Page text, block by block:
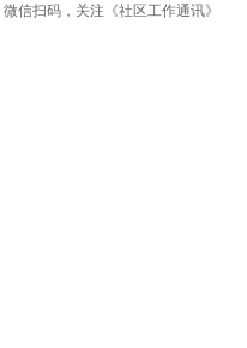
微信扫码，关注《社区工作通讯》